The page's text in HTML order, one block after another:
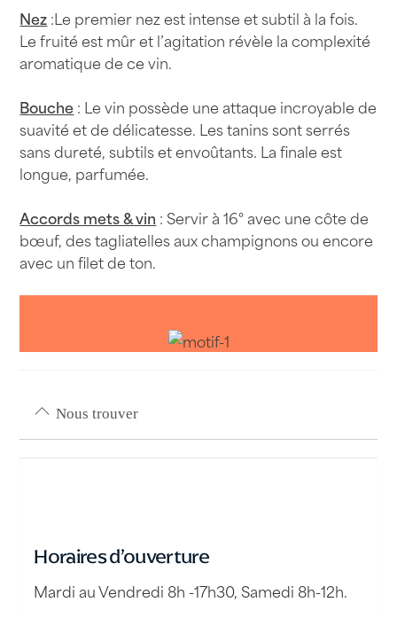
Nez:Le premier nez est intense et subtil à la fois.
Le fruité est mûr et l’agitation révèle la complexité
aromatique de ce vin.
Bouche: Le vin possède une attaque incroyable de
suavité et de délicatesse. Les tanins sont serrés
sans dureté, subtils et envoûtants. La finale est
longue, parfumée.
Accords mets & vin : Servir à 16° avec une côte de
bœuf, des tagliatelles aux champignons ou encore
avec un filet de ton.
Nous trouver
Horaires d’ouverture
Mardi au Vendredi 8h -17h30, Samedi 8h-12h.